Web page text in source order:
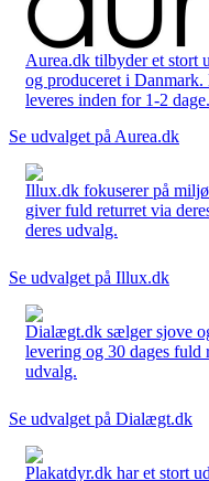
Aurea.dk tilbyder et stort
og produceret i Danmark.
leveres inden for 1-2
Se udvalget på Aurea.dk
Illux.dk fokuserer på
giver fuld returret via
deres udvalg.
Se udvalget på Illux.dk
Dialægt.dk sælger sjove
levering og 30 dages fuld
udvalg.
Se udvalget på Dialægt.dk
Plakatdyr.dk har et stort